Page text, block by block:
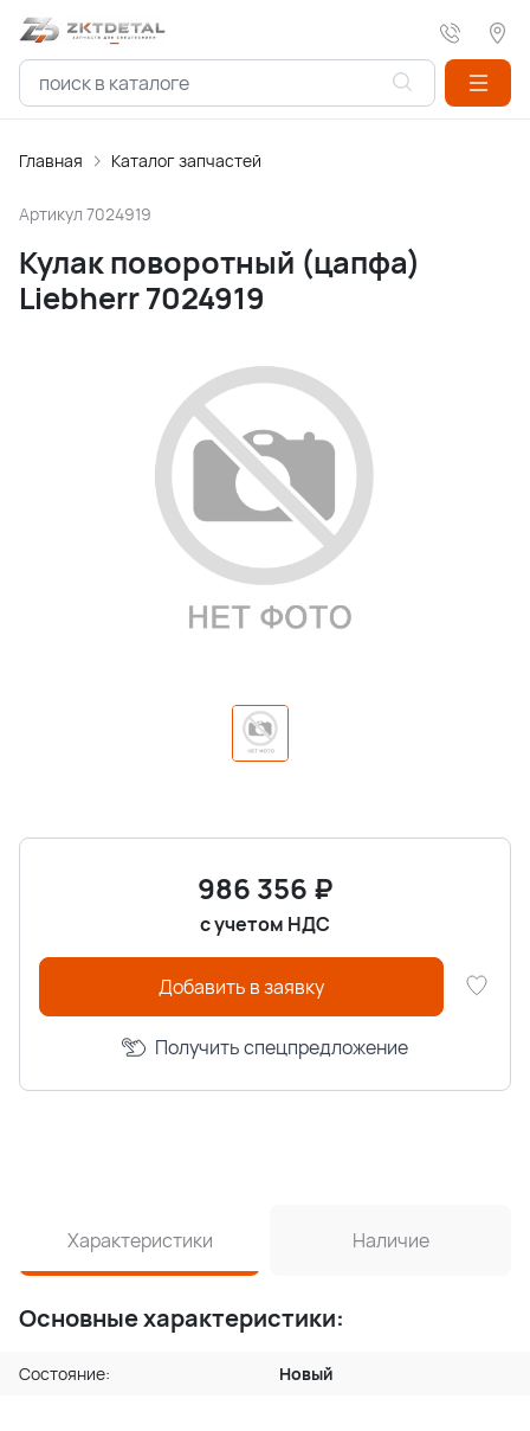
Главная Каталог запчастей
Артикул 7024919
Кулак поворотный (цапфа)
Liebherr 7024919
986 356 ₽
с учетом НДС
Добавить в заявку
Получить спецпредложение
Характеристики Наличие
Основные характеристики:
Состояние: Новый